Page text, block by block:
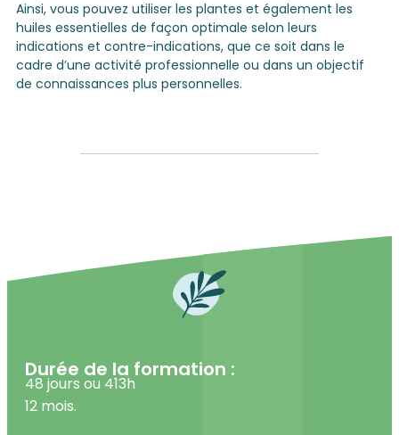
Ainsi, vous pouvez utiliser les plantes et également les
huiles essentielles de façon optimale selon leurs
indications et contre-indications, que ce soit dans le
cadre d’une activité professionnelle ou dans un objectif
de connaissances plus personnelles.
Durée de la formation :
48 jours ou 413h
12 mois.